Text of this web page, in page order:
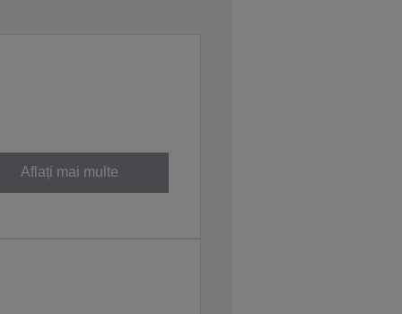
Aflați mai multe